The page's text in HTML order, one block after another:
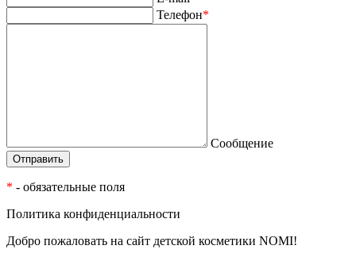
Телефон*
Сообщение
* - обязательные поля
Политика конфиденциальности
Добро пожаловать на сайт детской косметики NOMI!